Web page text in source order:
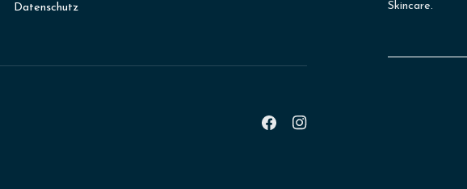
Skincare.
Datenschutz